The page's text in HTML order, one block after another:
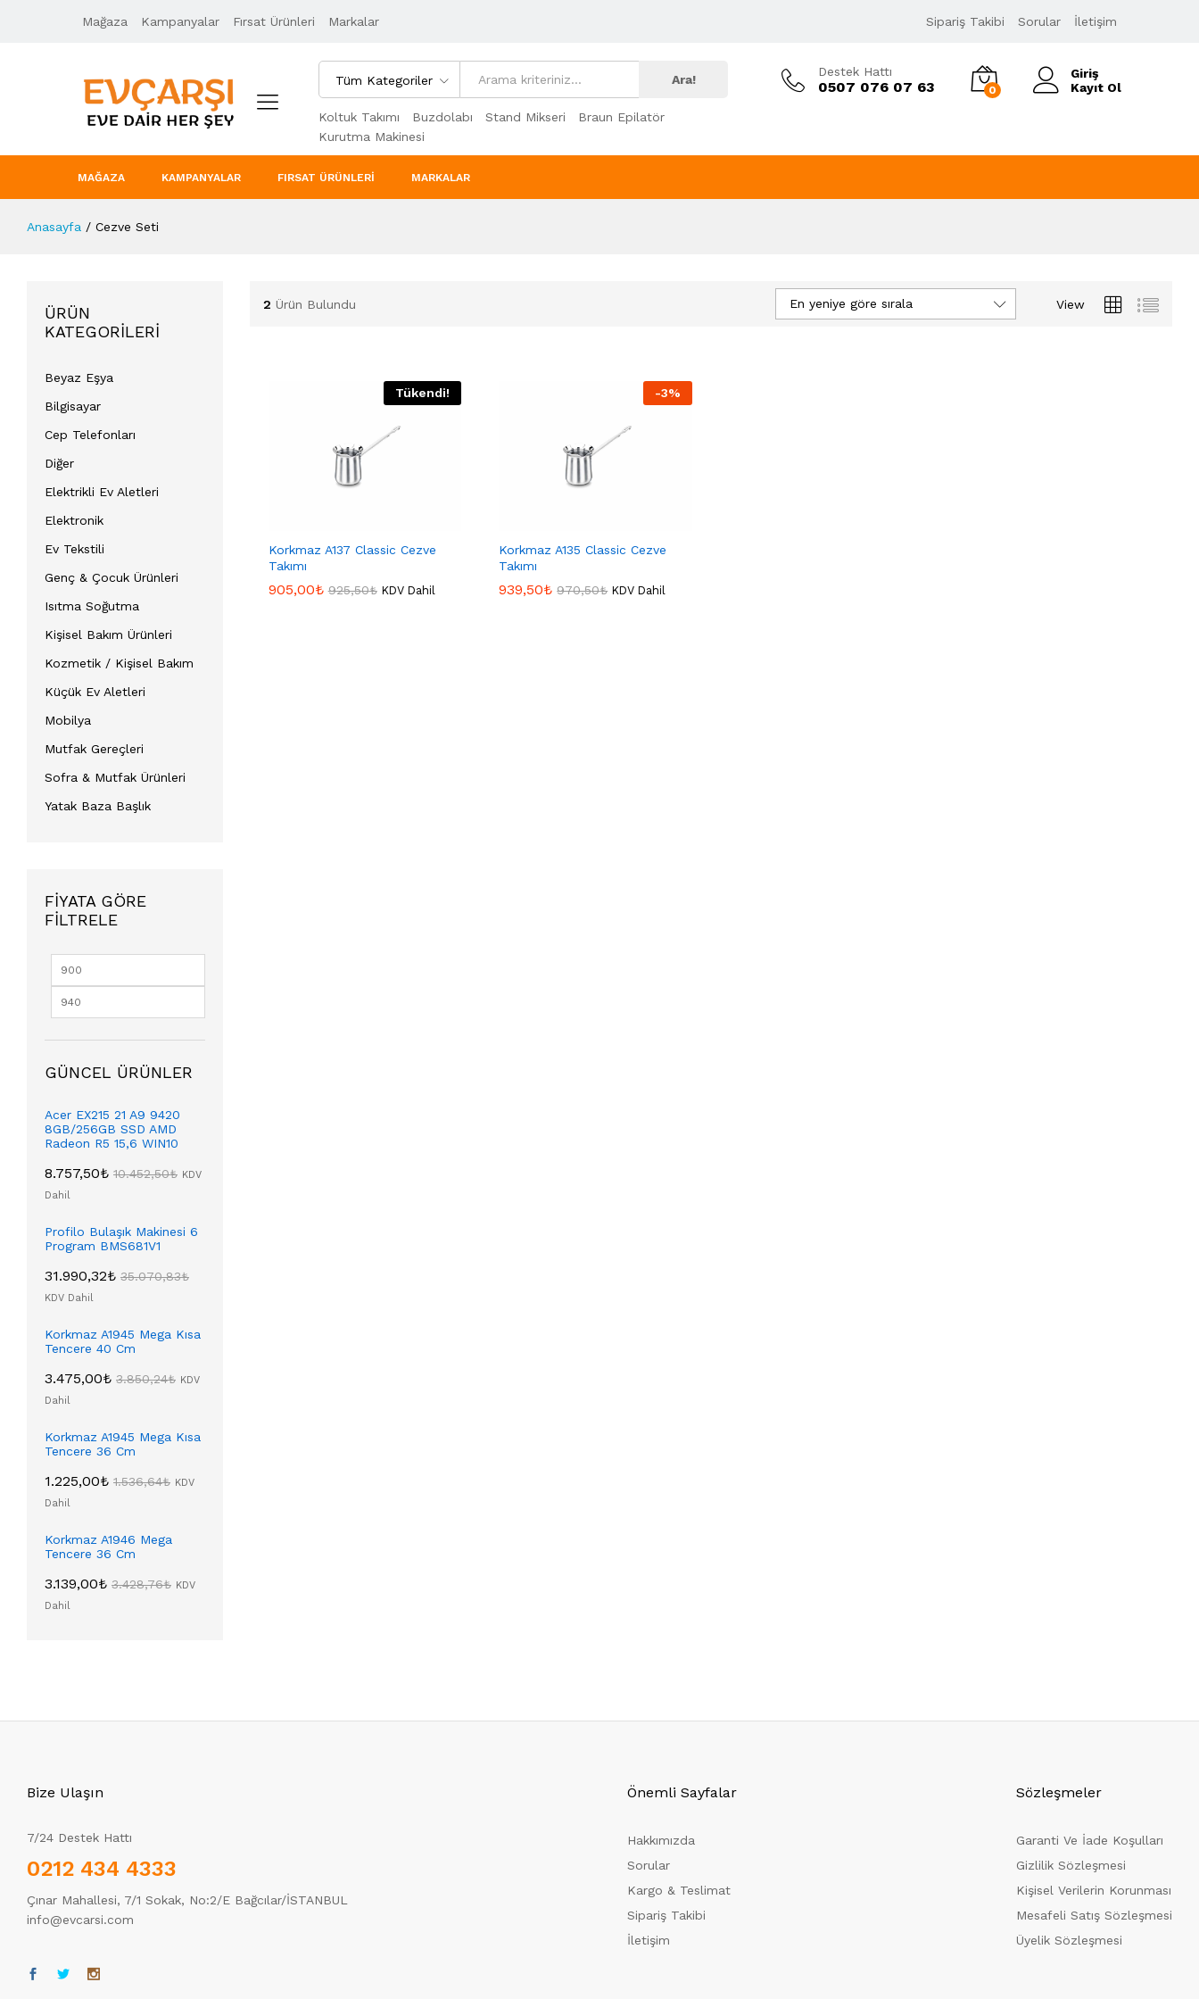
Mağaza Kampanyalar Fırsat Ürünleri Markalar Sipariş Takibi Sorular İletişim
Tüm Kategoriler Ara!
Koltuk Takımı Buzdolabı Stand Mikseri
Braun Epilatör
Kurutma Makinesi
Destek Hattı
0507 076 07 63 0
Giriş
Kayıt Ol
MAĞAZA KAMPANYALAR FIRSAT ÜRÜNLERI MARKALAR
Anasayfa / Cezve Seti
2 Ürün Bulundu View
En yeniye göre sırala
Tükendi!
Korkmaz A137 Classic Cezve
Takımı
905,00₺ 925,50₺ KDV Dahil
905,00₺ 925,50₺
-3%
Korkmaz A135 Classic Cezve
Takımı
939,50₺ 970,50₺ KDV Dahil
939,50₺ 970,50₺
ÜRÜN
KATEGORILERI
Beyaz Eşya
Bilgisayar
Cep Telefonları
Diğer
Elektrikli Ev Aletleri
Elektronik
Ev Tekstili
Genç & Çocuk Ürünleri
Isıtma Soğutma
Kişisel Bakım Ürünleri
Kozmetik / Kişisel Bakım
Küçük Ev Aletleri
Mobilya
Mutfak Gereçleri
Sofra & Mutfak Ürünleri
Yatak Baza Başlık
FIYATA GÖRE
FILTRELE
GÜNCEL ÜRÜNLER
Acer EX215 21 A9 9420
8GB/256GB SSD AMD
Radeon R5 15,6 WIN10
8.757,50₺ 10.452,50₺ KDV
Dahil
Profilo Bulaşık Makinesi 6
Program BMS681V1
31.990,32₺ 35.070,83₺
KDV Dahil
Korkmaz A1945 Mega Kısa
Tencere 40 Cm
3.475,00₺ 3.850,24₺ KDV
Dahil
Korkmaz A1945 Mega Kısa
Tencere 36 Cm
1.225,00₺ 1.536,64₺ KDV
Dahil
Korkmaz A1946 Mega
Tencere 36 Cm
3.139,00₺ 3.428,76₺ KDV
Dahil
Bize Ulaşın
7/24 Destek Hattı
0212 434 4333
Çınar Mahallesi, 7/1 Sokak, No:2/E Bağcılar/İSTANBUL
info@evcarsi.com
Önemli Sayfalar
Hakkımızda
Sorular
Kargo & Teslimat
Sipariş Takibi
İletişim
Sözleşmeler
Garanti Ve İade Koşulları
Gizlilik Sözleşmesi
Kişisel Verilerin Korunması
Mesafeli Satış Sözleşmesi
Üyelik Sözleşmesi